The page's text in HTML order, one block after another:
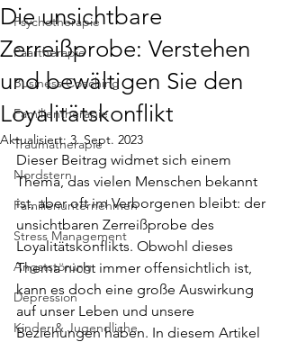
Psychotherapie
Paartherapie
Business Coaching
Familientherapie
Traumatherapie
Nordstern
Familienunternehmen
Stress Management
Angststörung
Depression
Kinder & Jugendliche
Die unsichtbare
Zerreißprobe: Verstehen
und bewältigen Sie den
Loyalitätskonflikt
Aktualisiert:3. Sept. 2023
Dieser Beitrag widmet sich einem
Thema, das vielen Menschen bekannt
ist, aber oft im Verborgenen bleibt: der
unsichtbaren Zerreißprobe des
Loyalitätskonflikts. Obwohl dieses
Thema nicht immer offensichtlich ist,
kann es doch eine große Auswirkung
auf unser Leben und unsere
Beziehungen haben. In diesem Artikel